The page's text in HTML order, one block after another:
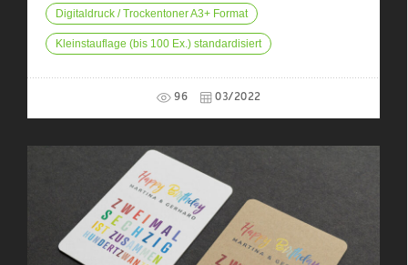
Digitaldruck / Trockentoner A3+ Format
Kleinstauflage (bis 100 Ex.) standardisiert
96 03/2022